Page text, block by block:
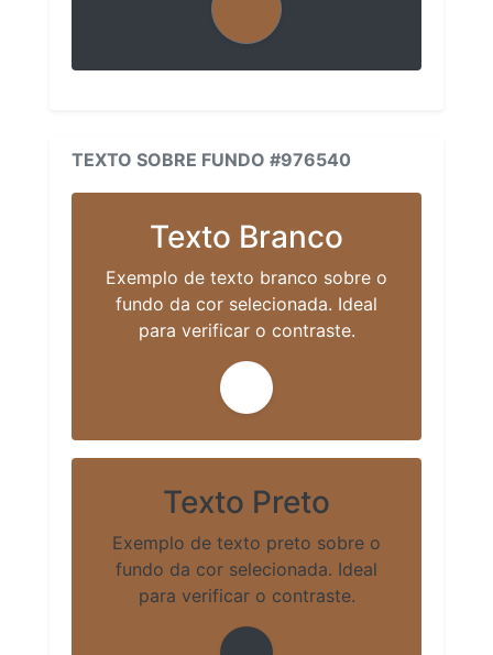
TEXTO SOBRE FUNDO #976540
Texto Branco
Exemplo de texto branco sobre o
fundo da cor selecionada. Ideal
para verificar o contraste.
Texto Preto
Exemplo de texto preto sobre o
fundo da cor selecionada. Ideal
para verificar o contraste.